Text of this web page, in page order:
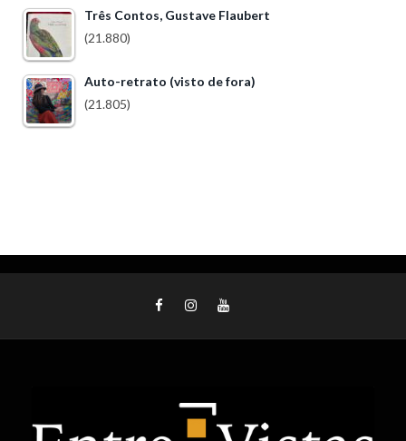
Três Contos, Gustave Flaubert
(21.880)
Auto-retrato (visto de fora)
(21.805)